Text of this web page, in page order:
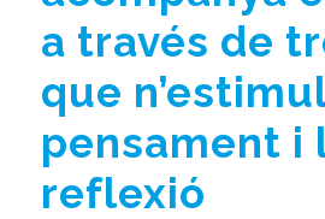
a través de
que
pensament i
reflexió